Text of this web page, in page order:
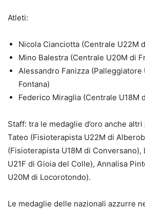
Atleti:
Nicola Cianciotta (Centrale U22M
Mino Balestra (Centrale U20M di
Alessandro Fanizza (Palleggiatore
Fontana)
Federico Miraglia (Centrale U18M
Staff: tra le medaglie d’oro anche
Tateo (Fisioterapista U22M di
(Fisioterapista U18M di Conversano),
U21F di Gioia del Colle), Annalisa
U20M di Locorotondo).
Le medaglie delle nazionali azzurre